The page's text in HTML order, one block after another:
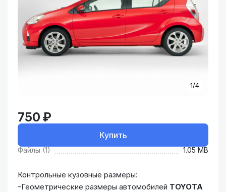
1/4
750 ₽
Купить
Файлы (1) 1.05 MB
Контрольные кузовные размеры:
-Геометрические размеры автомобилей TOYOTA